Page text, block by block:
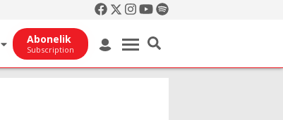
Abonelik
Subscription